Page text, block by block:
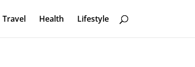
Travel Health Lifestyle